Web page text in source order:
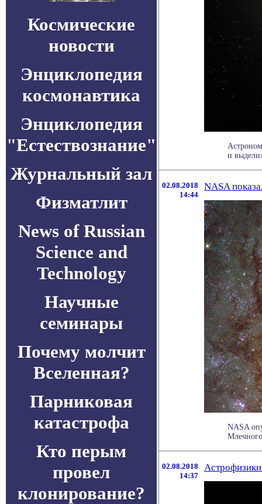
Космические
новости
Энциклопедия
космонавтика
Энциклопедия
"Естествознание"
Журнальный зал
Физматлит
News of Russian
Science and
Technology
Научные
семинары
Почему молчит
Вселенная?
Парниковая
катастрофа
Кто перым
провел
клонирование?
и
02.08.2018
14:44
NASA
NASA
02.08.2018
14:37